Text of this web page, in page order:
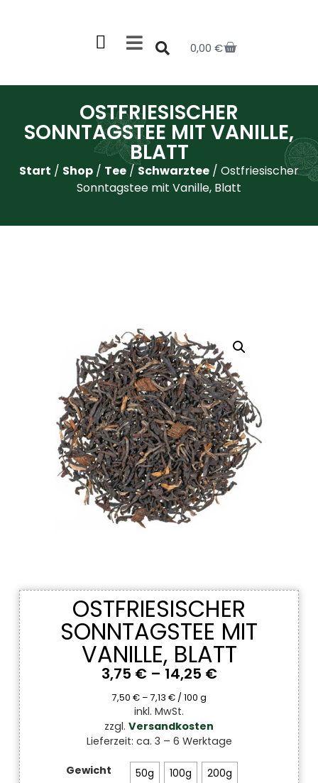
0,00 €
OSTFRIESISCHER
SONNTAGSTEE MIT VANILLE,
BLATT
Start / Shop / Tee / Schwarztee / Ostfriesischer
Sonntagstee mit Vanille, Blatt
OSTFRIESISCHER
SONNTAGSTEE MIT
VANILLE, BLATT
3,75 €– 14,25 €
7,50 €– 7,13 €/ 100 g
inkl. MwSt.
zzgl. Versandkosten
Lieferzeit: ca. 3 – 6 Werktage
Gewicht 50g 100g 200g